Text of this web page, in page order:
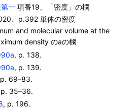
一 項番19、「密度」の欄
、p.392 単体の密度
and molecular volume at the
density のaの欄
, p. 138.
, p. 139.
69–83.
35–36.
, p. 196.